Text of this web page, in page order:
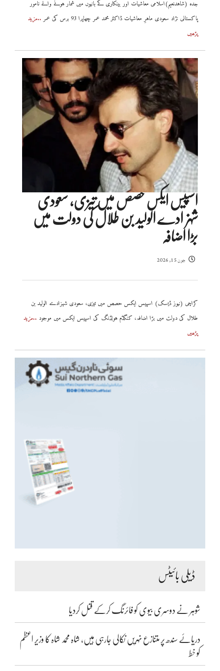
جدہ (شاہدنعیم)اسلامی معاشیات اور بینکاری کے بانیوں میں شمار ہونے والے نامور
پاکستانی نژاد سعودی ماہرِ معاشیات ڈاکٹر محمد عمر چھاپرا 93 برس کی عمر
..مزید
پڑھیں
اسپیس ایکس حصص میں تیزی، سعودی
شہزادے الولید بن طلال کی دولت میں
بڑا اضافہ
جون 15, 2026
کراچی (نیوز ڈیسک) اسپیس ایکس حصص میں تیزی، سعودی شہزادے الولید بن
طلال کی دولت میں بڑا اضافہ، کنگڈم ہولڈنگ کی اسپیس ایکس میں موجود ..مزید
پڑھیں
ڈیلی بائیٹس
شوہر نے دوسری بیوی کو فائرنگ کرکے قتل کردیا
دریائے سندھ پر متنازع نہریں نکالی جارہی ہیں، شاہ محمد شاہ کا وزیر اعظم
کو خط